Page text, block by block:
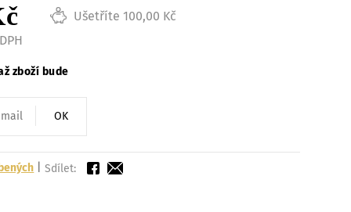
Ušetříte 100,00 Kč
zboží bude
OK
|Sdílet: